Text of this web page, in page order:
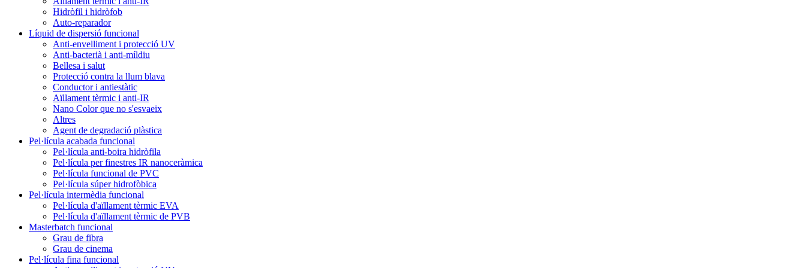
Hidròfil i hidròfob
Auto-reparador
Líquid de dispersió funcional
Anti-envelliment i protecció UV
Anti-bacterià i anti-míldiu
Bellesa i salut
Protecció contra la llum blava
Conductor i antiestàtic
Aïllament tèrmic i anti-IR
Nano Color que no s'esvaeix
Altres
Agent de degradació plàstica
Pel·lícula acabada funcional
Pel·lícula anti-boira hidròfila
Pel·lícula per finestres IR nanoceràmica
Pel·lícula funcional de PVC
Pel·lícula súper hidrofòbica
Pel·lícula intermèdia funcional
Pel·lícula d'aïllament tèrmic EVA
Pel·lícula d'aïllament tèrmic de PVB
Masterbatch funcional
Grau de fibra
Grau de cinema
Pel·lícula fina funcional